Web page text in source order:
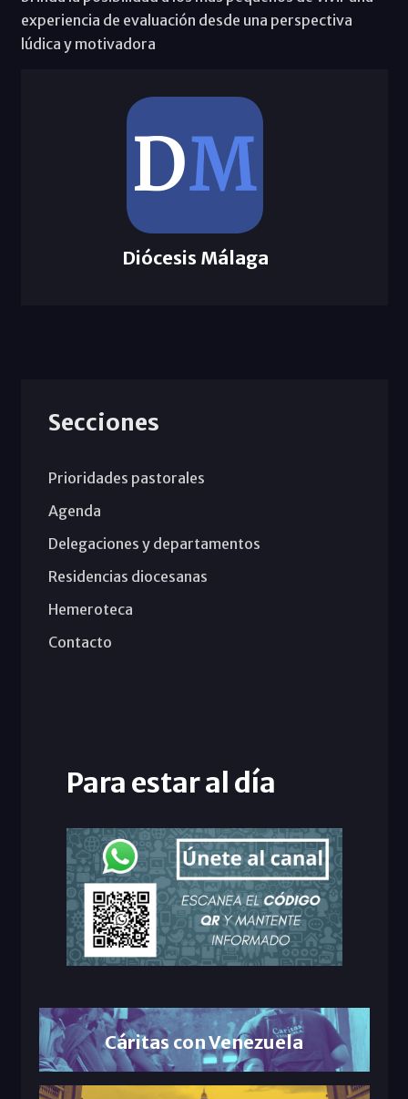
experiencia de evaluación desde una perspectiva
lúdica y motivadora
Diócesis Málaga
Secciones
Prioridades pastorales
Agenda
Delegaciones y departamentos
Residencias diocesanas
Hemeroteca
Contacto
Para estar al día
Cáritas con Venezuela